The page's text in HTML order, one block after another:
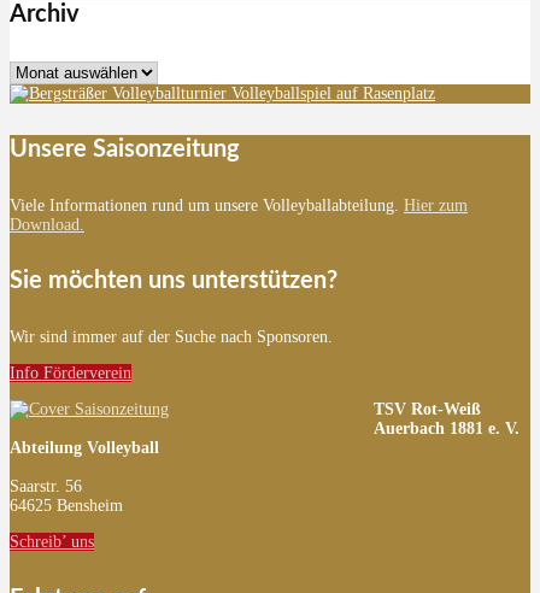
Archiv
Archiv
Unsere Saisonzeitung
Viele Informationen rund um unsere Volleyballabteilung. Hier zum
Download.
Sie möchten uns unterstützen?
Wir sind immer auf der Suche nach Sponsoren.
Info Förderverein
TSV Rot-Weiß
Auerbach 1881 e. V.
Abteilung Volleyball
Saarstr. 56
64625 Bensheim
Schreib’ uns